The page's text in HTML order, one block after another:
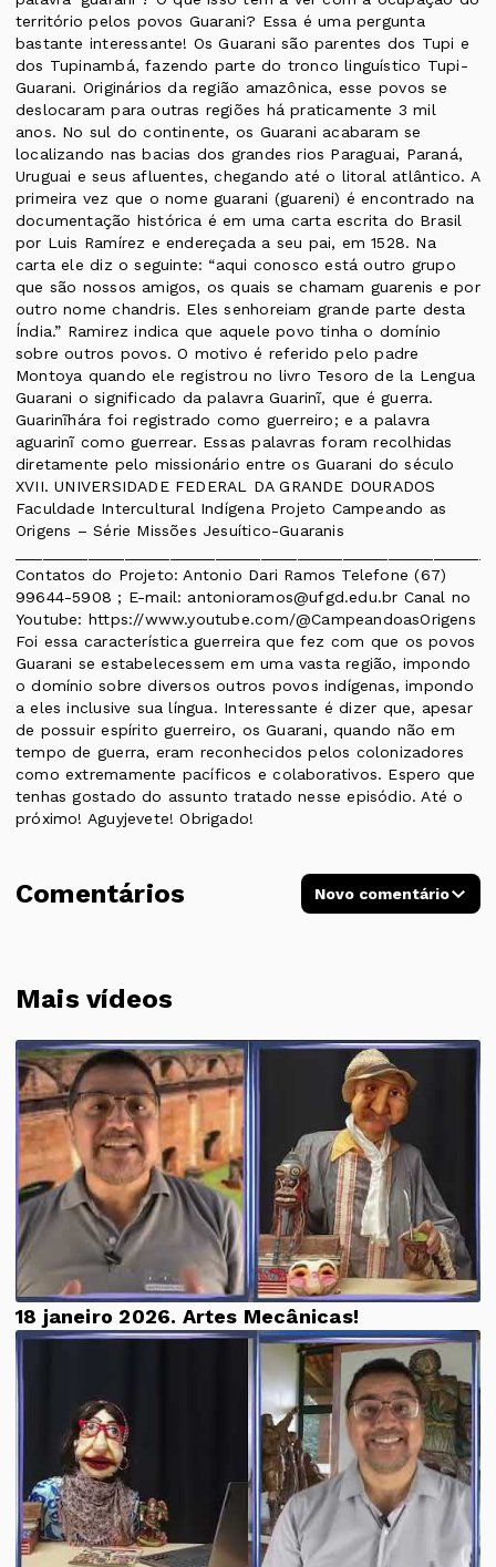
Mais vídeos
18 janeiro 2026. Artes Mecânicas!
território pelos povos Guarani? Essa é uma pergunta
bastante interessante! Os Guarani são parentes dos Tupi e
dos Tupinambá, fazendo parte do tronco linguístico Tupi-
Guarani. Originários da região amazônica, esse povos se
deslocaram para outras regiões há praticamente 3 mil
anos. No sul do continente, os Guarani acabaram se
localizando nas bacias dos grandes rios Paraguai, Paraná,
Uruguai e seus afluentes, chegando até o litoral atlântico. A
primeira vez que o nome guarani (guareni) é encontrado na
documentação histórica é em uma carta escrita do Brasil
por Luis Ramírez e endereçada a seu pai, em 1528. Na
carta ele diz o seguinte: “aqui conosco está outro grupo
que são nossos amigos, os quais se chamam guarenis e por
outro nome chandris. Eles senhoreiam grande parte desta
Índia.” Ramirez indica que aquele povo tinha o domínio
sobre outros povos. O motivo é referido pelo padre
Montoya quando ele registrou no livro Tesoro de la Lengua
Guarani o significado da palavra Guarinĩ, que é guerra.
Guarinĩhára foi registrado como guerreiro; e a palavra
aguarinĩ como guerrear. Essas palavras foram recolhidas
diretamente pelo missionário entre os Guarani do século
XVII. UNIVERSIDADE FEDERAL DA GRANDE DOURADOS
Faculdade Intercultural Indígena Projeto Campeando as
Origens – Série Missões Jesuítico-Guaranis
Contatos do Projeto: Antonio Dari Ramos Telefone (67)
99644-5908 ; E-mail: antonioramos@ufgd.edu.br Canal no
Youtube: https://www.youtube.com/@CampeandoasOrigens
Foi essa característica guerreira que fez com que os povos
Guarani se estabelecessem em uma vasta região, impondo
o domínio sobre diversos outros povos indígenas, impondo
a eles inclusive sua língua. Interessante é dizer que, apesar
de possuir espírito guerreiro, os Guarani, quando não em
tempo de guerra, eram reconhecidos pelos colonizadores
como extremamente pacíficos e colaborativos. Espero que
tenhas gostado do assunto tratado nesse episódio. Até o
próximo! Aguyjevete! Obrigado!
Comentários Novo comentário